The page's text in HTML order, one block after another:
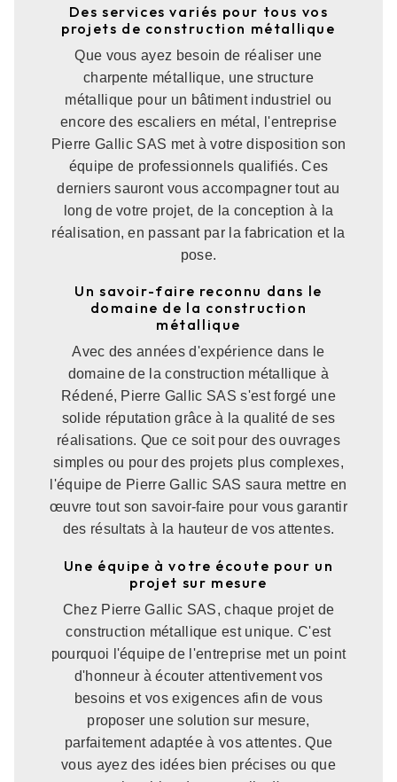
Des services variés pour tous vos
projets de construction métallique
Que vous ayez besoin de réaliser une
charpente métallique, une structure
métallique pour un bâtiment industriel ou
encore des escaliers en métal, l'entreprise
Pierre Gallic SAS met à votre disposition son
équipe de professionnels qualifiés. Ces
derniers sauront vous accompagner tout au
long de votre projet, de la conception à la
réalisation, en passant par la fabrication et la
pose.
Un savoir-faire reconnu dans le
domaine de la construction
métallique
Avec des années d'expérience dans le
domaine de la construction métallique à
Rédené, Pierre Gallic SAS s'est forgé une
solide réputation grâce à la qualité de ses
réalisations. Que ce soit pour des ouvrages
simples ou pour des projets plus complexes,
l'équipe de Pierre Gallic SAS saura mettre en
œuvre tout son savoir-faire pour vous garantir
des résultats à la hauteur de vos attentes.
Une équipe à votre écoute pour un
projet sur mesure
Chez Pierre Gallic SAS, chaque projet de
construction métallique est unique. C'est
pourquoi l'équipe de l'entreprise met un point
d'honneur à écouter attentivement vos
besoins et vos exigences afin de vous
proposer une solution sur mesure,
parfaitement adaptée à vos attentes. Que
vous ayez des idées bien précises ou que